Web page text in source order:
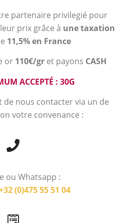
partenaire privilegié pour
prix grâce à une taxation
11,5% en France
or 110€/gr et payons CASH
ACCEPTÉ : 30G
de nous contacter via un de
votre convenance :
ou Whatsapp :
(0)475 55 51 04